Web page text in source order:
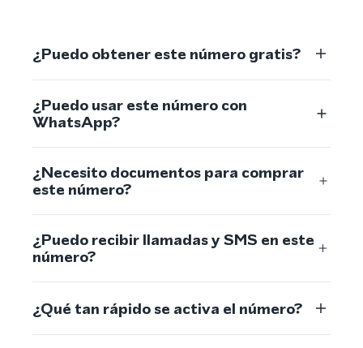
¿Puedo obtener este número gratis?
¿Puedo usar este número con
WhatsApp?
¿Necesito documentos para comprar
este número?
¿Puedo recibir llamadas y SMS en este
número?
¿Qué tan rápido se activa el número?